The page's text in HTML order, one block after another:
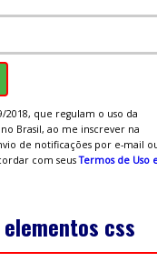
2018, que regulam o uso da
Brasil, ao me inscrever na
de notificações por e-mail
com seusTermos de Uso
css